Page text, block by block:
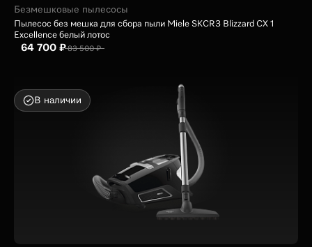
Безмешковые пылесосы
Пылесос без мешка для сбора пыли Miele SKCR3 Blizzard CX 1
Excellence белый лотос
64 700 ₽83 500 ₽
В наличии